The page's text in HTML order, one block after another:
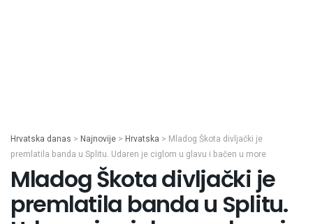
Hrvatska danas > Najnovije > Hrvatska > Mladog Škota divljački je
premlatila banda u Splitu. Udaren je ciglom u glavu i bačen u more
Mladog Škota divljački je
premlatila banda u Splitu.